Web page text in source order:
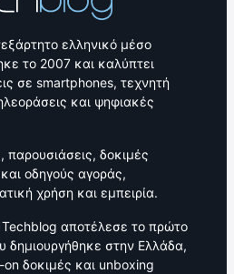
ελληνικό μέσο
το 2007 και καλύπτει
σε smartphones, τεχνητή
και ψηφιακές
παρουσιάσεις, δοκιμές
οδηγούς αγοράς,
χρήση και εμπειρία.
Techblog αποτέλεσε το πρώτο
δημιουργήθηκε στην Ελλάδα,
δοκιμές και unboxing